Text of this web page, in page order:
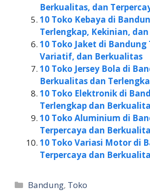
Berkualitas, dan
10 Toko Kebaya di
Terlengkap, Kekinian,
10 Toko Jaket di Bandung
Variatif, dan Berkualitas
10 Toko Jersey Bola di
Berkualitas dan
10 Toko Elektronik di
Terlengkap dan
10 Toko Aluminium di
Terpercaya dan
10 Toko Variasi Motor di
Terpercaya dan
Kategori
Bandung, Toko